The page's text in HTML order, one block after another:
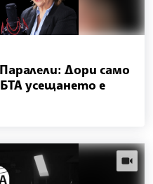
Дори само
усещането е